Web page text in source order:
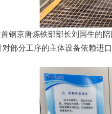
钢京唐炼铁部部长刘国生的
部分工序的主体设备依赖进